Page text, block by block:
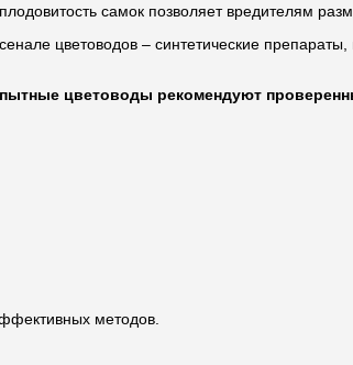
самок позволяет вредителям
цветоводов – синтетические
цветоводы рекомендуют
методов.